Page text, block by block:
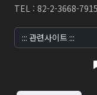
TEL : 82-2-3668-